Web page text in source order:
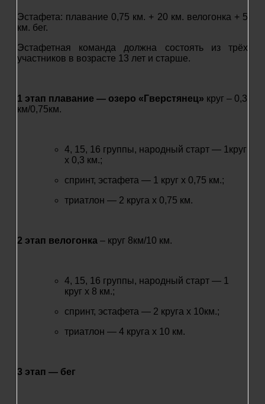
Эстафета: плавание 0,75 км. + 20 км. велогонка + 5
км. бег.
Эстафетная команда должна состоять из трёх
участников в возрасте 13 лет и старше.
1 этап плавание — озеро «Гверстянец» круг – 0,3
км/0,75км.
4, 15, 16 группы, народный старт — 1круг
х 0,3 км.;
спринт, эстафета — 1 круг х 0,75 км.;
триатлон — 2 круга х 0,75 км.
2 этап велогонка – круг 8км/10 км.
4, 15, 16 группы, народный старт — 1
круг х 8 км.;
спринт, эстафета — 2 круга х 10км.;
триатлон — 4 круга х 10 км.
3 этап — бег